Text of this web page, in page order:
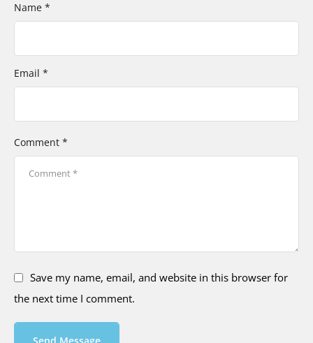
Comment *
Name *
Email *
Save my name, email, and website in this browser for
the next time I comment.